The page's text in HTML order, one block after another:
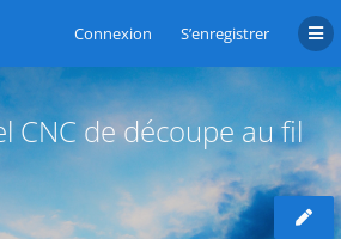
Connexion S’enregistrer
CNC de découpe au fil